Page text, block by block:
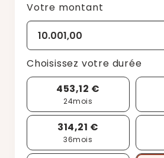
Votre montant
Choisissez votre durée
453,12 €
24mois
314,21 €
36mois